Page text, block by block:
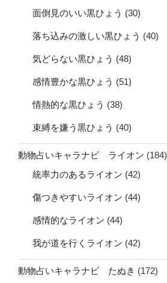
面倒見のいい黒ひょう (30)
落ち込みの激しい黒ひょう (40)
気どらない黒ひょう (48)
感情豊かな黒ひょう (51)
情熱的な黒ひょう (38)
束縛を嫌う黒ひょう (40)
動物占いキャラナビ ライオン (184)
統率力のあるライオン (42)
傷つきやすいライオン (44)
感情的なライオン (44)
我が道を行くライオン (42)
動物占いキャラナビ たぬき (172)